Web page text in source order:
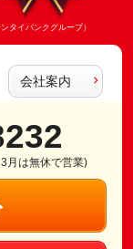
タイバンクグループ）
会社案内
月は無休で営業)